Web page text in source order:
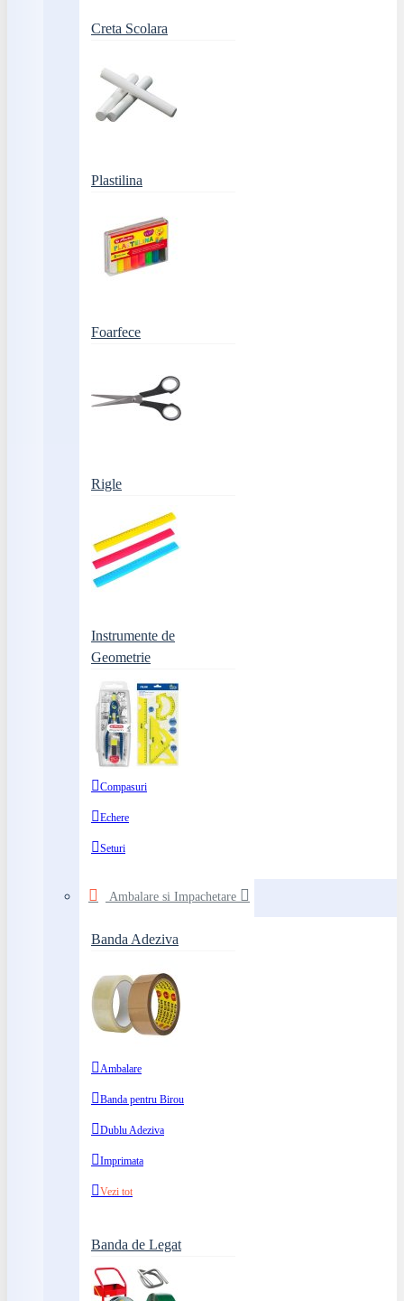
Creta Scolara
Plastilina
Foarfece
Rigle
Instrumente de
Geometrie
Compasuri
Echere
Seturi
Ambalare si Impachetare
Banda Adeziva
Ambalare
Banda pentru Birou
Dublu Adeziva
Imprimata
Vezi tot
Banda de Legat